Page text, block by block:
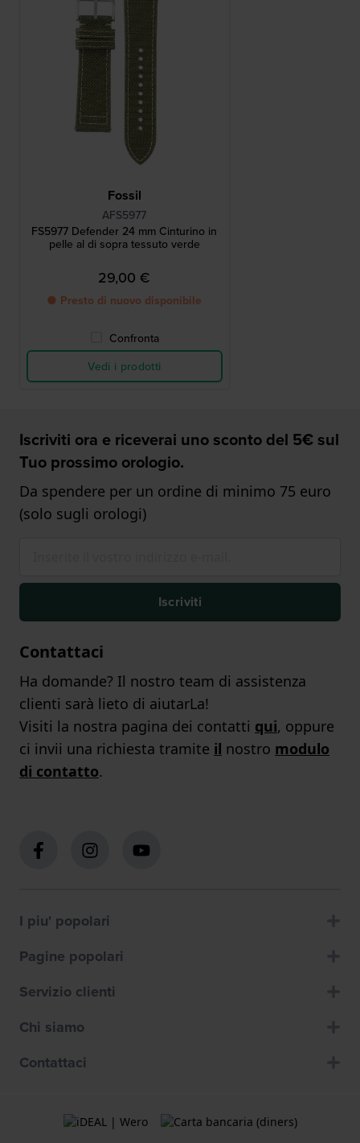
Fossil
AFS5977
FS5977 Defender 24 mm Cinturino in
pelle al di sopra tessuto verde
29,00 €
● Presto di nuovo disponibile
Confronta
Vedi i prodotti
Iscriviti ora e riceverai uno sconto del 5€ sul
Tuo prossimo orologio.
Da spendere per un ordine di minimo 75 euro
(solo sugli orologi)
Iscriviti
Contattaci
Ha domande? Il nostro team di assistenza
clienti sarà lieto di aiutarLa!
Visiti la nostra pagina dei contatti qui, oppure
ci invii una richiesta tramite il nostro modulo
di contatto.
I piu' popolari
Pagine popolari
Servizio clienti
Chi siamo
Contattaci